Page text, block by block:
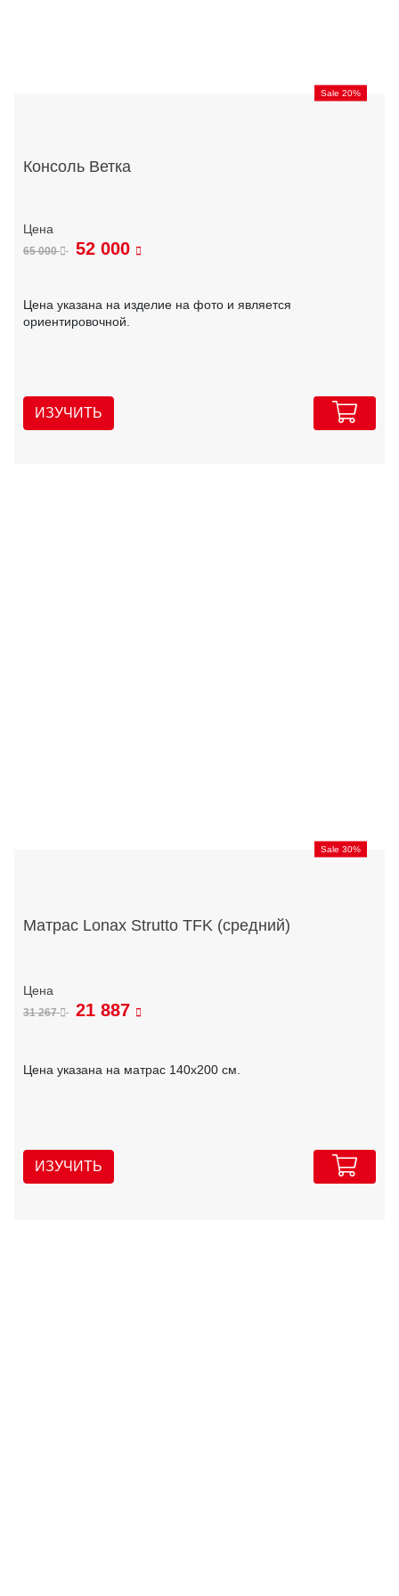
Sale 20%
Консоль Ветка
65 000 52 000
Цена указана на изделие на фото и является
ориентировочной.
ИЗУЧИТЬ
Sale 30%
Матрас Lonax Strutto TFK (средний)
31 267 21 887
Цена указана на матрас 140х200 см.
ИЗУЧИТЬ